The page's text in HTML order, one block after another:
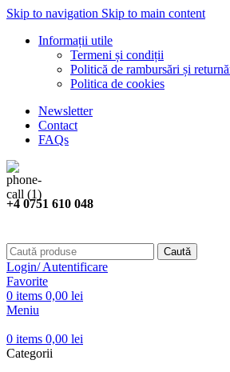
Skip to navigation Skip to main content
Informații utile
Termeni și condiții
Politică de rambursări și
Politica de cookies
Newsletter
Contact
FAQs
+4 0751 610 048
Caută
Login/ Autentificare
Favorite
0 items 0,00 lei
Meniu
0 items 0,00 lei
Categorii